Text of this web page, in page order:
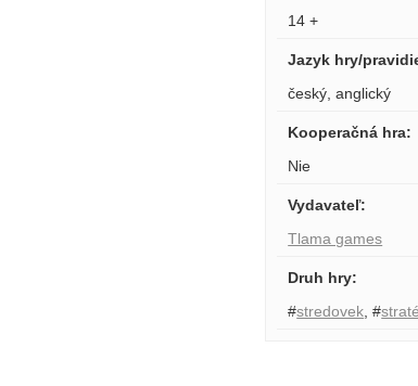
14 +
Jazyk hry/
český ,anglický
Kooperačná hra:
Nie
Vydavateľ:
Tlama games
Druh hry:
#stredovek ,#